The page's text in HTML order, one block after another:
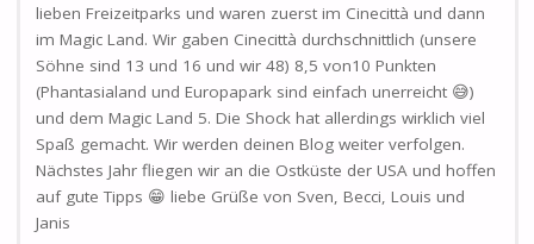
lieben Freizeitparks und waren zuerst im Cinecittà und dann
im Magic Land. Wir gaben Cinecittà durchschnittlich (unsere
Söhne sind 13 und 16 und wir 48) 8,5 von10 Punkten
(Phantasialand und Europapark sind einfach unerreicht 😅)
und dem Magic Land 5. Die Shock hat allerdings wirklich viel
Spaß gemacht. Wir werden deinen Blog weiter verfolgen.
Nächstes Jahr fliegen wir an die Ostküste der USA und hoffen
auf gute Tipps 😁 liebe Grüße von Sven, Becci, Louis und
Janis